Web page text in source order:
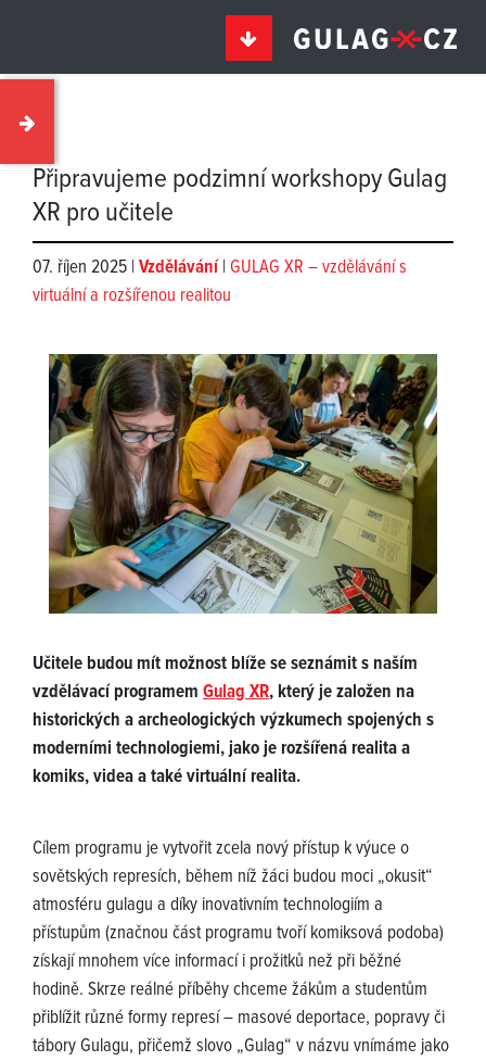
Připravujeme podzimní workshopy Gulag
XR pro učitele
07. říjen 2025 | Vzdělávání | GULAG XR – vzdělávání s
virtuální a rozšířenou realitou
Učitele budou mít možnost blíže se seznámit s naším
vzdělávací programem Gulag XR, který je založen na
historických a archeologických výzkumech spojených s
moderními technologiemi, jako je rozšířená realita a
komiks, videa a také virtuální realita.
Cílem programu je vytvořit zcela nový přístup k výuce o
sovětských represích, během níž žáci budou moci „okusit“
atmosféru gulagu a díky inovativním technologiím a
přístupům (značnou část programu tvoří komiksová podoba)
získají mnohem více informací i prožitků než při běžné
hodině. Skrze reálné příběhy chceme žákům a studentům
přiblížit různé formy represí – masové deportace, popravy či
tábory Gulagu, přičemž slovo „Gulag“ v názvu vnímáme jako